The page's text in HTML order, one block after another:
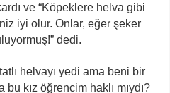
ve “Köpeklere helva gibi
iyi olur. Onlar, eğer şeker
dedi.
helvayı yedi ama beni bir
bu kız öğrencim haklı mıydı?